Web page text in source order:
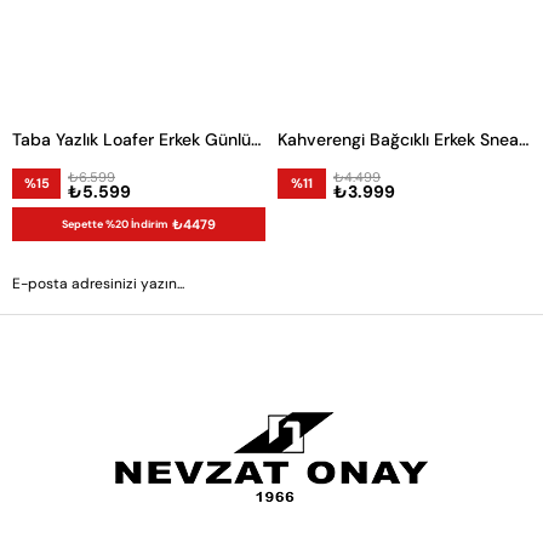
Taba Yazlık Loafer Erkek Günlük Ayakkabı
%15 ₺5.599
₺6.599
Sepette %20 İndirim ₺4479
Kahverengi Bağcıklı Erkek Sneaker -42102-
%11 ₺3.999
₺4.499